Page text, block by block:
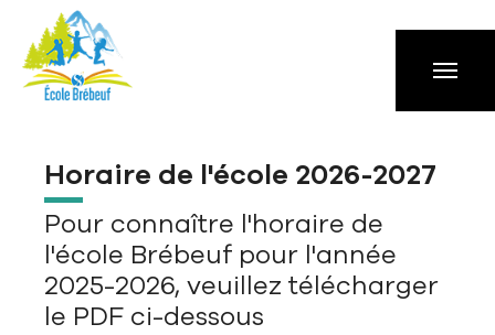
Aller à la navigation principale
Aller au contenu principal
Passer au pied de page
Horaire de l'école 2026-2027
Pour connaître l'horaire de
l'école Brébeuf pour l'année
2025-2026, veuillez télécharger
le PDF ci-dessous